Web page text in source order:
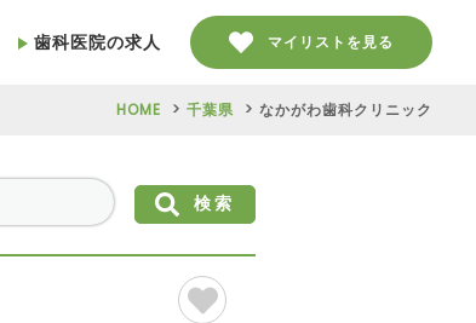
歯科医院の求人 マイリストを見る
HOME 千葉県 なかがわ歯科クリニック
検索